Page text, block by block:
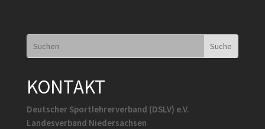
KONTAKT
Deutscher Sportlehrerverband (DSLV) e.V.
Landesverband Niedersachsen